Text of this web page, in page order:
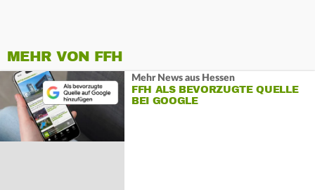
MEHR VON FFH
Mehr News aus Hessen
FFH ALS BEVORZUGTE QUELLE
BEI GOOGLE